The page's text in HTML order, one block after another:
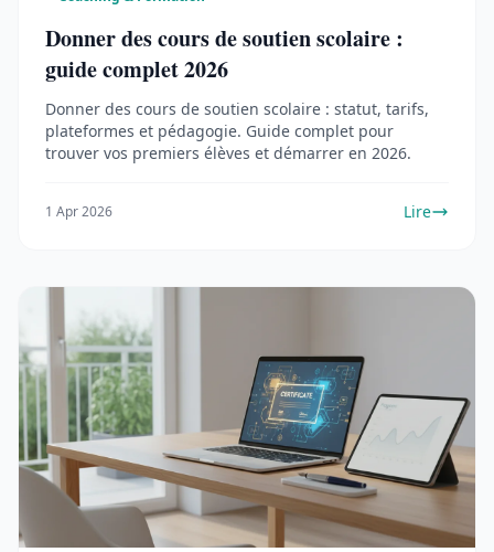
Donner des cours de soutien scolaire :
guide complet 2026
Donner des cours de soutien scolaire : statut, tarifs,
plateformes et pédagogie. Guide complet pour
trouver vos premiers élèves et démarrer en 2026.
1 Apr 2026 Lire